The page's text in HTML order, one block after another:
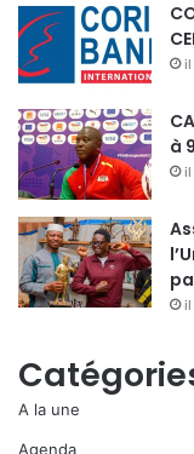
il
à
il
il
A la une
Agenda